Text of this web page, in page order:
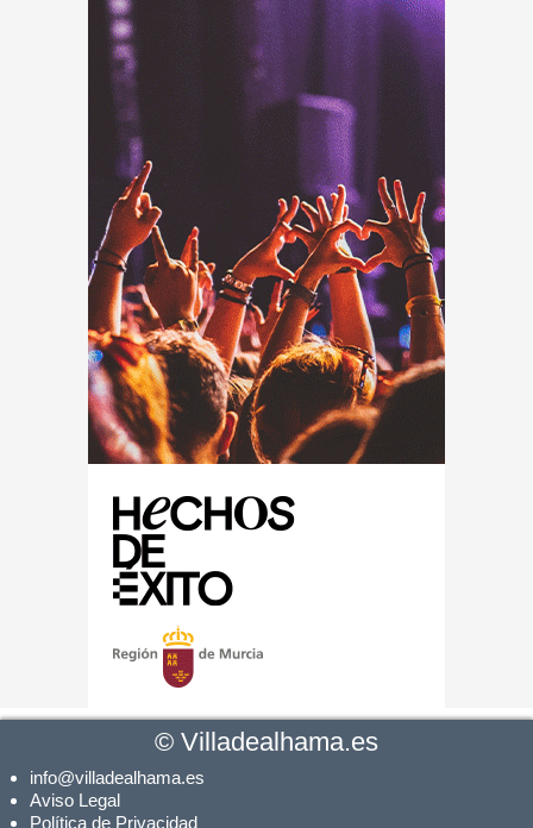
© Villadealhama.es
info@villadealhama.es
Aviso Legal
Política de Privacidad